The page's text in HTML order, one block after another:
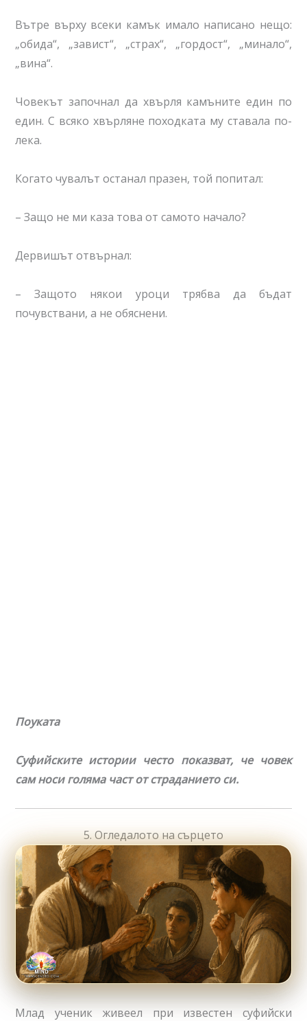
Вътре върху всеки камък имало написано нещо:
„обида“, „завист“, „страх“, „гордост“, „минало“,
„вина“.
Човекът започнал да хвърля камъните един по
един. С всяко хвърляне походката му ставала по-
лека.
Когато чувалът останал празен, той попитал:
– Защо не ми каза това от самото начало?
Дервишът отвърнал:
– Защото някои уроци трябва да бъдат
почувствани, а не обяснени.
Поуката
Суфийските истории често показват, че човек
сам носи голяма част от страданието си.
5. Огледалото на сърцето
Млад ученик живеел при известен суфийски